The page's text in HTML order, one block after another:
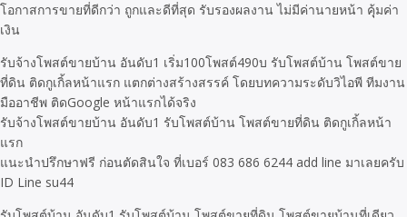
โอกาสการขายที่ดีกว่า ถูกและดีที่สุด รับรองผลงาน ไม่มีค่านายหน้า คุุ้มค่า
เงิน
รับจ้างโพสต์ขายบ้าน อันดับ1 เริ่ม100โพสต์490บ รับโพสต์บ้าน โพสต์ขาย
ที่ดิน ติดกูเกิ้ลหน้าแรก แตกต่างสร้างสรรค์ โดยบทความระดับวิไอพี ทีมงาน
มืออาชีพ ติดGoogle หน้าแรกได้จริง
รับจ้างโพสต์ขายบ้าน อันดับ1 รับโพสต์บ้าน โพสต์ขายที่ดิน ติดกูเกิ้ลหน้า
แรก
แนะนำปรึกษาฟรี ก่อนตัดสินใจ ที่เบอร์ 083 686 6244 add line มาเลยครับ
ID Line su44